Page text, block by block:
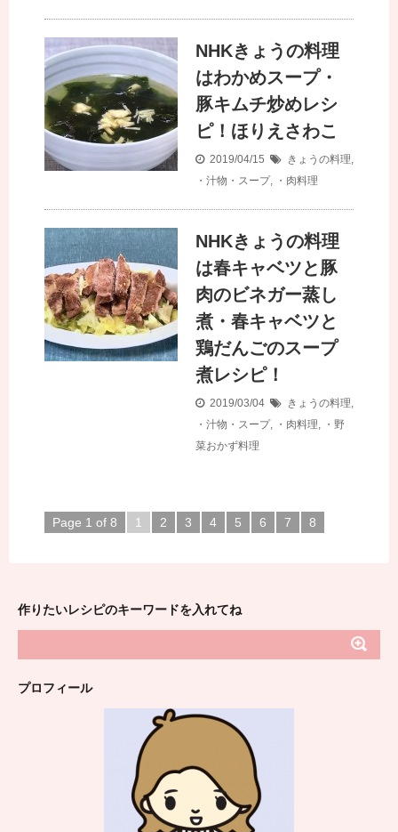
NHKきょうの料理
はわかめスープ・
豚キムチ炒めレシ
ピ！ほりえさわこ
2019/04/15 きょうの料理
・汁物・スープ, ・肉料理
NHKきょうの料理
は春キャベツと豚
肉のビネガー蒸し
煮・春キャベツと
鶏だんごのスープ
煮レシピ！
2019/03/04 きょうの料理
・汁物・スープ, ・肉料理
・野
菜おかず料理
Page 1 of 8 1 2 3 4 5 6 7 8
作りたいレシピのキーワードを入れてね
プロフィール